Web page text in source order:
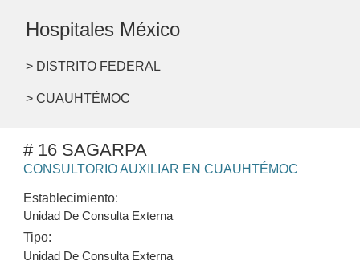
Hospitales México
> DISTRITO FEDERAL
> CUAUHTÉMOC
# 16 SAGARPA
CONSULTORIO AUXILIAR EN CUAUHTÉMOC
Establecimiento:
Unidad De Consulta Externa
Tipo:
Unidad De Consulta Externa